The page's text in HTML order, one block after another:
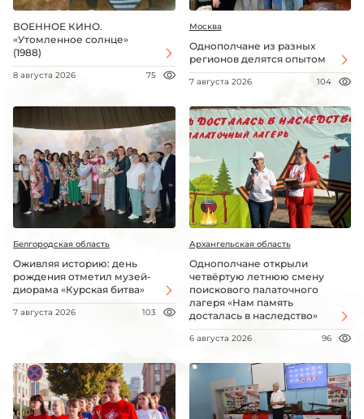
ВОЕННОЕ КИНО.
«Утомленное солнце»
(1988)
8 августа 2026 75
Москва
Однополчане из разных
регионов делятся опытом
7 августа 2026 104
Белгородская область
Оживляя историю: день
рождения отметил музей-
диорама «Курская битва»
7 августа 2026 103
Архангельская область
Однополчане открыли
четвёртую летнюю смену
поискового палаточного
лагеря «Нам память
досталась в наследство»
6 августа 2026 96